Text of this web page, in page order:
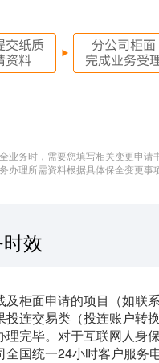
业务时，需要您填写相关变更申请
办理所需资料根据具体保全变更事
效
及柜面申请的项目（如联
投连交易类（投连账户转
理完毕。对于互联网人身
全国统一24小时客户服务